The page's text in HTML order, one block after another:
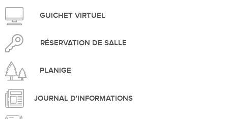
GUICHET VIRTUEL
RÉSERVATION DE SALLE
PLANIGE
JOURNAL D'INFORMATIONS